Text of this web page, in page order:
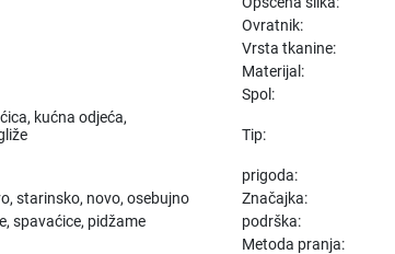
Ovratnik:
Vrsta tkanine:
Materijal:
Spol:
kućna odjeća,
Tip:
prigoda:
starinsko, novo, osebujno Značajka:
spavaćice, pidžame podrška:
Metoda pranja: